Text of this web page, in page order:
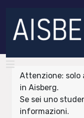
Attenzione: solo
in Aisberg.
Se sei uno
informazioni.